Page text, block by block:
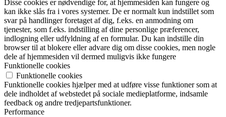
Disse cookies er nødvendige for, at hjemmesiden kan fungere og
kan ikke slås fra i vores systemer. De er normalt kun indstillet som
svar på handlinger foretaget af dig, f.eks. en anmodning om
tjenester, som f.eks. indstilling af dine personlige præferencer,
indlogning eller udfyldning af en formular. Du kan indstille din
browser til at blokere eller advare dig om disse cookies, men nogle
dele af hjemmesiden vil dermed muligvis ikke fungere
Funktionelle cookies
Funktionelle cookies
Funktionelle cookies hjælper med at udføre visse funktioner som at
dele indholdet af webstedet på sociale medieplatforme, indsamle
feedback og andre tredjepartsfunktioner.
Performance